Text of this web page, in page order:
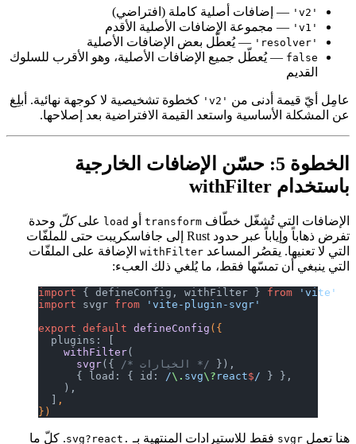
— إضافات أصلية كاملة (افتراضي)
— مجموعة الإضافات الأصلية الأقدم
— يُعطّل بعض الإضافات الأصلية
false— يُعطّل جميع الإضافات الأصلية، وهو الأقرب للسلوك
القديم
عامِل أيّ قيمة أدنى من'v2'
كخطوة تشخيصية لا كوجهة نهائية. أبلِغ
عن المشكلة الأساسية واستعد القيمة الافتراضية بعد إصلاحها.
الخطوة 5: حسّن الإضافات الخارجية
باستخدام withFilter
الإضافات التي تُشغّل خطّاف transform أوload على كلّوحدة
تفرض ذهاباً وإياباً عبر حدود Rust إلى جافاسكريبت حتى للملفّات
التي لا تعنيها. يقصُر المساعدwithFilterالإضافة على الملفّات
التي ينبغي أن تمسّها فقط، ما يُلغي ذلك العبء:
import { defineConfig, withFilter } from
'vite'
import svgr from
'vite-plugin-svgr'
export default defineConfig ({
  plugins: [
    withFilter
      svgr
({ /* الخيارات */
}),
      { load: { id:
/ \.svg \?react$
} },
    ),
  ]
})
هنا تعمل svgrفقط للاستيرادات المنتهية بـ.svg?react . كلّ ما